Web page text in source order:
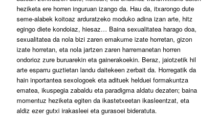
heziketa ere horren inguruan izango da. Hau da, itxarongo dute
seme-alabek koitoaz arduratzeko moduko adina izan arte, hitz
egingo diete kondoiaz, hiesaz… Baina sexualitatea harago doa,
sexualitatea da nola bizi zaren emakume izate horretan, gizon
izate horretan, eta nola jartzen zaren harremanetan horren
ondorioz zure buruarekin eta gainerakoekin. Beraz, jaiotzetik hil
arte esparru guztietan landu daitekeen zerbait da. Horregatik da
hain inportantea sexologoek eta adituek helduei formakuntza
ematea, ikuspegia zabaldu eta paradigma aldatu dezaten; baina
momentuz heziketa egiten da ikastetxeetan ikasleentzat, eta
aldiz ezer gutxi irakasleei eta gurasoei bideratuta.